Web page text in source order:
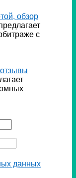
обзор
с
данных